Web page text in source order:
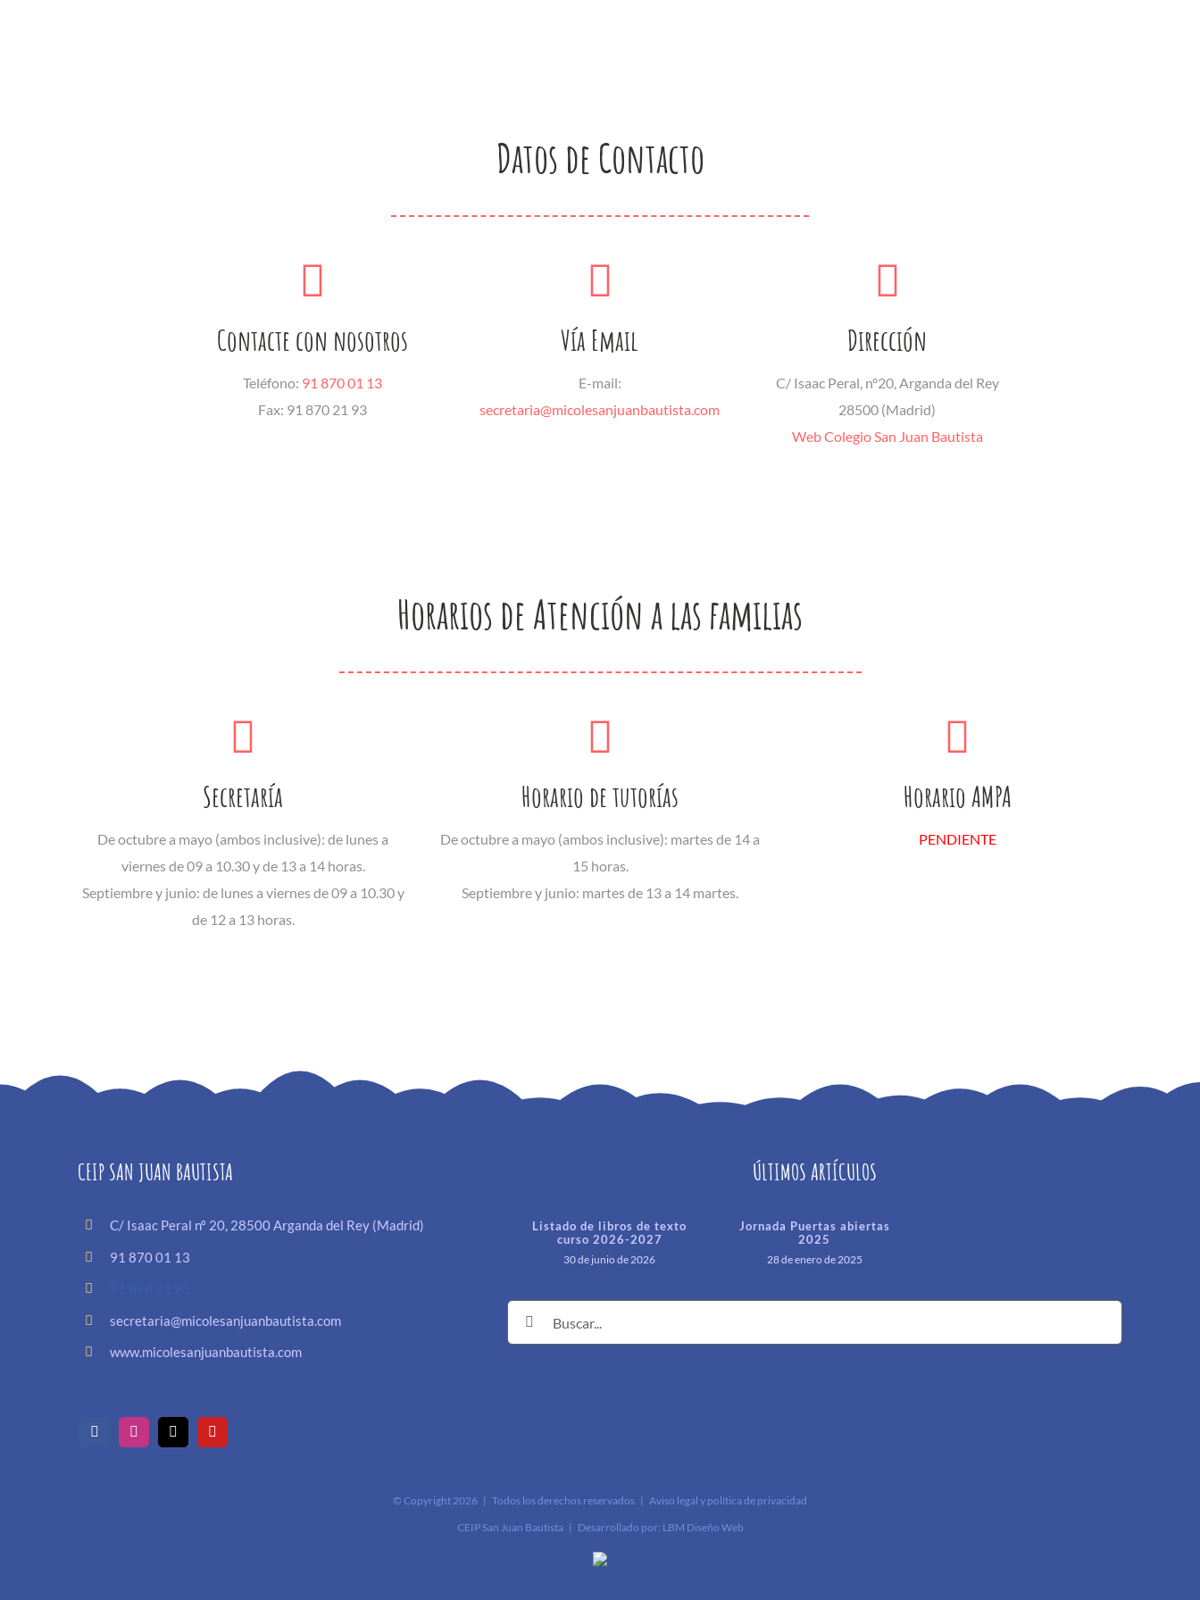
Datos de Contacto
Contacte con nosotros
Teléfono: 91 870 01 13
Fax: 91 870 21 93
Vía Email
E-mail:
secretaria@micolesanjuanbautista.com
Dirección
C/ Isaac Peral, nº20, Arganda del Rey
28500 (Madrid)
Web Colegio San Juan Bautista
Horarios de Atención a las familias
Secretaría
De octubre a mayo (ambos inclusive): de lunes a
viernes de 09 a 10.30 y de 13 a 14 horas.
Septiembre y junio: de lunes a viernes de 09 a 10.30 y
de 12 a 13 horas.
Horario de tutorías
De octubre a mayo (ambos inclusive): martes de 14 a
15 horas.
Septiembre y junio: martes de 13 a 14 martes.
Horario AMPA
PENDIENTE
CEIP SAN JUAN BAUTISTA
C/ Isaac Peral nº 20, 28500 Arganda del Rey (Madrid)
91 870 01 13
secretaria@micolesanjuanbautista.com
www.micolesanjuanbautista.com
ÚLTIMOS ARTÍCULOS
Listado de libros de texto
curso 2026-2027
30 de junio de 2026
Jornada Puertas abiertas
2025
28 de enero de 2025
Buscar:
© Copyright 2026 | Todos los derechos reservados | Aviso legal y política de privacidad
CEIP San Juan Bautista | Desarrollado por: LBM Diseño Web